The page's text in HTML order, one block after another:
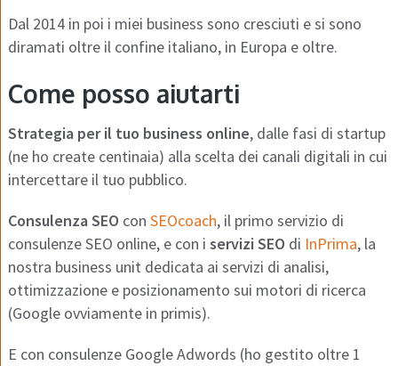
Dal 2014 in poi i miei business sono cresciuti e si sono
diramati oltre il confine italiano, in Europa e oltre.
Come posso aiutarti
Strategia per il tuo business online, dalle fasi di startup
(ne ho create centinaia) alla scelta dei canali digitali in cui
intercettare il tuo pubblico.
Consulenza SEO con SEOcoach, il primo servizio di
consulenze SEO online, e con i servizi SEO di InPrima, la
nostra business unit dedicata ai servizi di analisi,
ottimizzazione e posizionamento sui motori di ricerca
(Google ovviamente in primis).
E con consulenze Google Adwords (ho gestito oltre 1